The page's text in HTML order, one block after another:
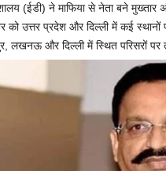
(ईडी) ने माफिया से नेता बने मुख्तार
को उत्तर प्रदेश और दिल्ली में कई स्थानों
लखनऊ और दिल्ली में स्थित परिसरों